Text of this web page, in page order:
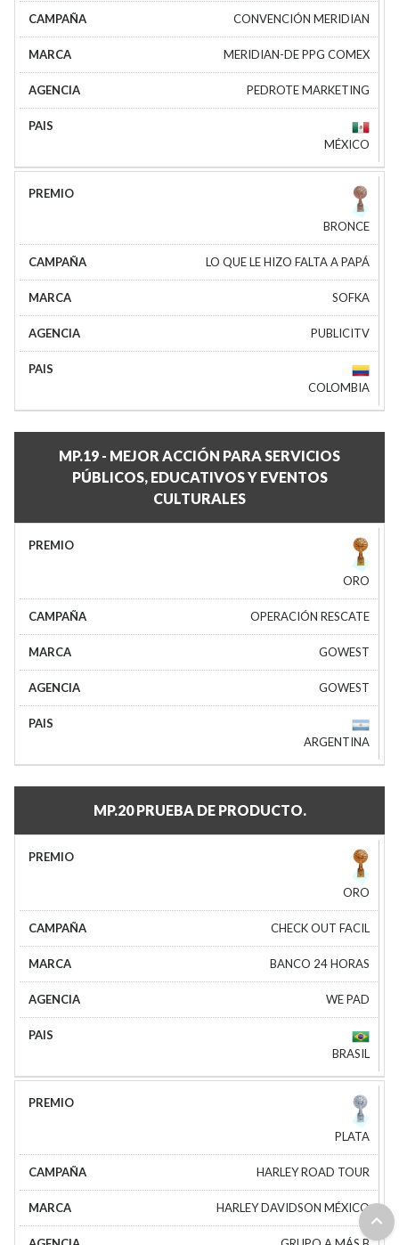
CONVENCIÓN MERIDIAN
MERIDIAN-DE PPG COMEX
PEDROTE MARKETING
MÉXICO
BRONCE
LO QUE LE HIZO FALTA A PAPÁ
SOFKA
PUBLICITV
COLOMBIA
MP.19 - MEJOR ACCIÓN PARA SERVICIOS
PÚBLICOS, EDUCATIVOS Y EVENTOS
CULTURALES
ORO
OPERACIÓN RESCATE
GOWEST
GOWEST
ARGENTINA
MP.20 PRUEBA DE PRODUCTO.
ORO
CHECK OUT FACIL
BANCO 24 HORAS
WE PAD
BRASIL
PLATA
HARLEY ROAD TOUR
HARLEY DAVIDSON MÉXICO